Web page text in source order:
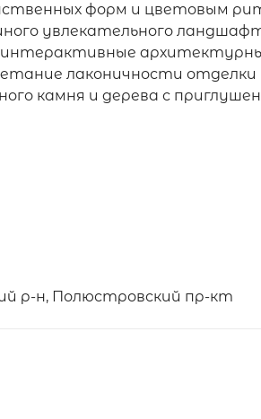
форм и цветовым
увлекательного
интерактивные
лаконичности отделки
камня и дерева с
р-н, Полюстровский пр-кт